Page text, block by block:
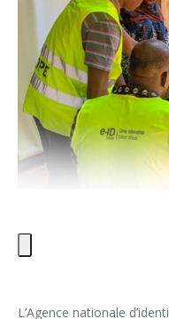
L’Agence nationale